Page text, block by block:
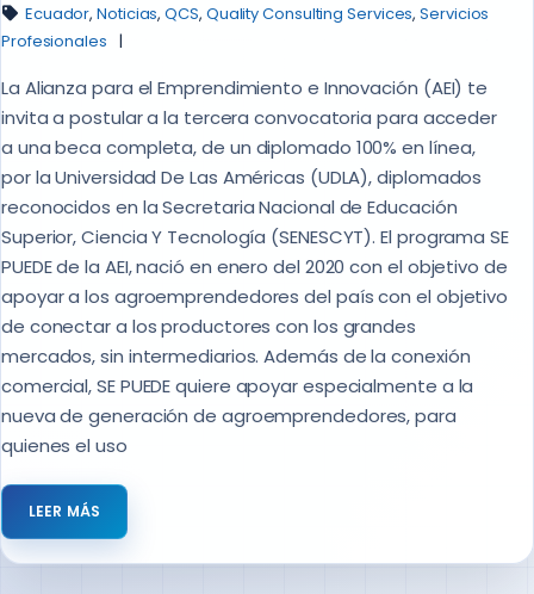
Ecuador,Noticias,QCS, Quality Consulting Services,Servicios
Profesionales
La Alianza para el Emprendimiento e Innovación (AEI) te
invita a postular a la tercera convocatoria para acceder
a una beca completa, de un diplomado 100% en línea,
por la Universidad De Las Américas (UDLA), diplomados
reconocidos en la Secretaria Nacional de Educación
Superior, Ciencia Y Tecnología (SENESCYT). El programa SE
PUEDE de la AEI, nació en enero del 2020 con el objetivo de
apoyar a los agroemprendedores del país con el objetivo
de conectar a los productores con los grandes
mercados, sin intermediarios. Además de la conexión
comercial, SE PUEDE quiere apoyar especialmente a la
nueva de generación de agroemprendedores, para
quienes el uso
LEER MÁS